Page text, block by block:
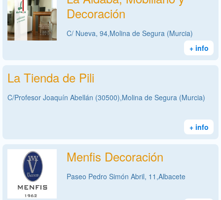
Decoración
C/ Nueva, 94,Molina de Segura (Murcia)
+ info
La Tienda de Pili
C/Profesor Joaquín Abellán (30500),Molina de Segura (Murcia)
+ info
Menfis Decoración
Paseo Pedro Simón Abril, 11,Albacete